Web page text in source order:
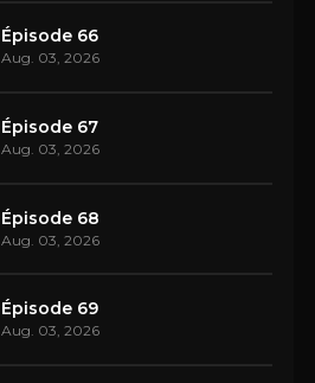
Épisode 66
Aug. 03, 2026
Épisode 67
Aug. 03, 2026
Épisode 68
Aug. 03, 2026
Épisode 69
Aug. 03, 2026